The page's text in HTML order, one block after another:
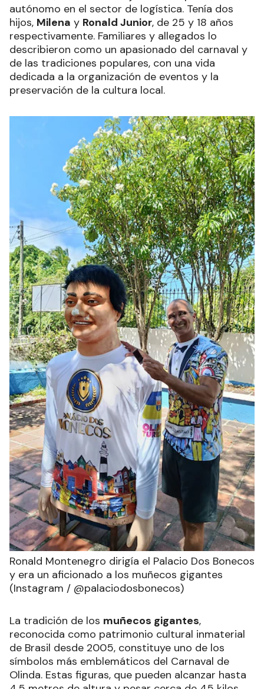
autónomo en el sector de logística. Tenía dos
hijos, Milena y Ronald Junior, de 25 y 18 años
respectivamente. Familiares y allegados lo
describieron como un apasionado del carnaval y
de las tradiciones populares, con una vida
dedicada a la organización de eventos y la
preservación de la cultura local.
Ronald Montenegro dirigía el Palacio Dos Bonecos
y era un aficionado a los muñecos gigantes
(Instagram / @palaciodosbonecos)
La tradición de los muñecos gigantes,
reconocida como patrimonio cultural inmaterial
de Brasil desde 2005, constituye uno de los
símbolos más emblemáticos del Carnaval de
Olinda. Estas figuras, que pueden alcanzar hasta